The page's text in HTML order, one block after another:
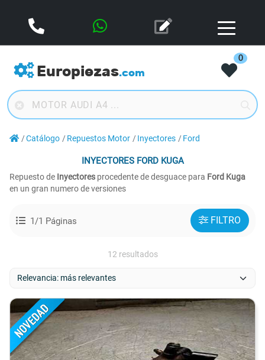
Europiezas.com
0
Catálogo Repuestos Motor Inyectores Ford
INYECTORESFORD KUGA
Repuesto de Inyectores procedente de desguace para Ford Kuga
en un gran numero de versiones
1/1 Páginas FILTRO
12 resultados